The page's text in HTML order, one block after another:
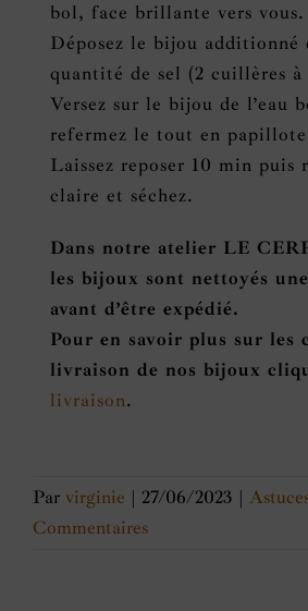
bol, face brillante vers vous.
Déposez le bijou additionné
quantité de sel (2 cuillères à
Versez sur le bijou de l’eau
refermez le tout en
Laissez reposer 10 min puis
claire et séchez.
Dans notre atelier LE
les bijoux sont nettoyés
avant d’être expédié.
Pour en savoir plus sur les
livraison de nos bijoux
livraison.
Par virginie | 27/06/2023 |
Commentaires